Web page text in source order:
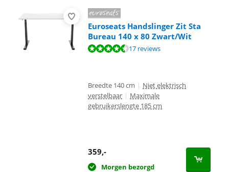
Euroseats Handslinger Zit Sta
Bureau 140 x 80 Zwart/Wit
Beoordeling is 9,1 van de 10, gebaseerd op 17 reviews.
17 reviews
Breedte 140 cm | Niet elektrisch
verstelbaar | Maximale
gebruikerslengte 185 cm
359,-
Morgen bezorgd